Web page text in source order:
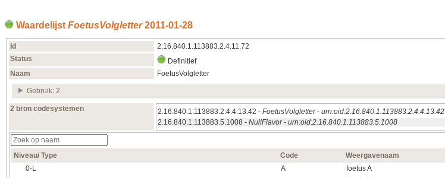
Waardelijst FoetusVolgletter2011‑01‑28
Id 2.16.840.1.113883.2.4.11.72
Status
Definitief
Naam
FoetusVolgletter
Gebruik: 2
2 bron codesystemen 2.16.840.1.113883.2.4.4.13.42 - FoetusVolgletter- urn:oid:2.16.840.1.113883.2.4.4.13.42
2.16.840.1.113883.5.1008 - NullFlavor- urn:oid:2.16.840.1.113883.5.1008
Niveau/ Type Code Weergavenaam
0‑L
A foetus A